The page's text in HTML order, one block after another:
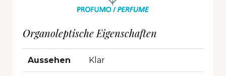
Organoleptische Eigenschaften
Aussehen Klar